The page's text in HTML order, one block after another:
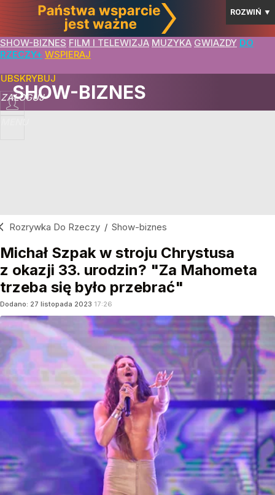
ROZWIŃ ▼
SHOW-BIZNES FILM I TELEWIZJA MUZYKA GWIAZDY DO
RZECZY+ WSPIERAJ
ZALOGUJ
SHOW-BIZNES
Rozrywka Do Rzeczy / Show-biznes
Michał Szpak w stroju Chrystusa
z okazji 33. urodzin? "Za Mahometa
trzeba się było przebrać"
Dodano: 27 listopada 2023 17:26